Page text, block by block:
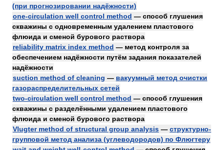
(при прогнозировании надёжности)
one-circulation well control method — способ глушения
скважины с одновременным удалением пластового
флюида и сменой бурового раствора
reliability matrix index method — метод контроля за
обеспечением надёжности путём задания показателей
надёжности
suction method of cleaning — вакуумный метод очистки
газораспределительных сетей
two-circulation well control method — способ глушения
скважины с разделёнными удалением пластового
флюида и сменой бурового раствора
Vlugter method of structural group analysis — структурно-
групповой метод анализа (углеводородов) по Флюгтеру